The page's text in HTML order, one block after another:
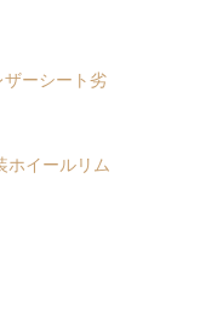
ーシート劣
イールリム